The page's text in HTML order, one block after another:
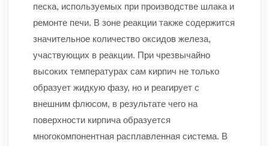
песка, используемых при производстве шлака и
ремонте печи. В зоне реакции также содержится
значительное количество оксидов железа,
участвующих в реакции. При чрезвычайно
высоких температурах сам кирпич не только
образует жидкую фазу, но и реагирует с
внешним флюсом, в результате чего на
поверхности кирпича образуется
многокомпонентная расплавленная система. В